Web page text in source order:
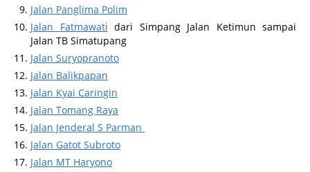
Jalan Panglima Polim
Jalan Fatmawati dari Simpang Jalan Ketimun sampai
Jalan TB Simatupang
Jalan Suryopranoto
Jalan Balikpapan
Jalan Kyai Caringin
Jalan Tomang Raya
Jalan Jenderal S Parman
Jalan Gatot Subroto
Jalan MT Haryono